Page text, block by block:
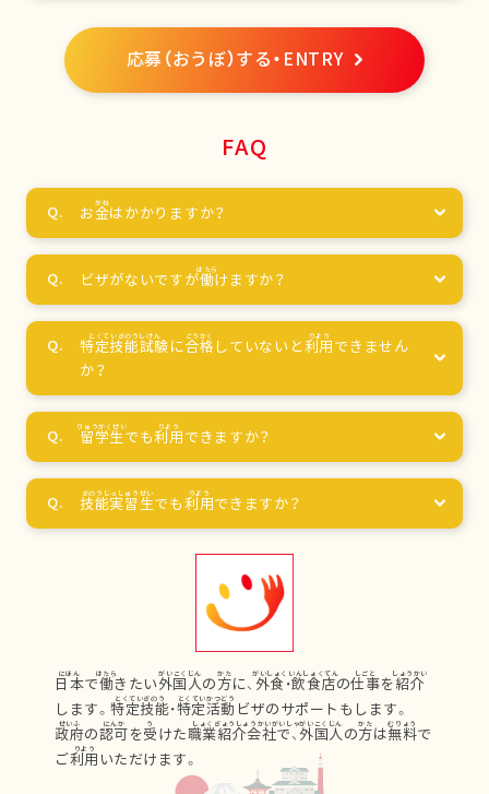
応募（おうぼ）する・ENTRY
FAQ
お金はかかりますか？
ビザがないですが働けますか？
特定技能試験に合格 していないと利用 できません
か？
留学生でも利用 できますか？
技能実習生でも利用できますか？
日本で働きたい外国人の方に、 外食 ・飲食店の仕事を紹介
します。特定技能・特定活動 ビザのサポートもします。
政府の認可を受けた職業紹介会社で、 外国人の方は無料で
ご利用 いただけます。